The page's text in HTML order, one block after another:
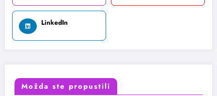
LinkedIn
Možda ste propustili